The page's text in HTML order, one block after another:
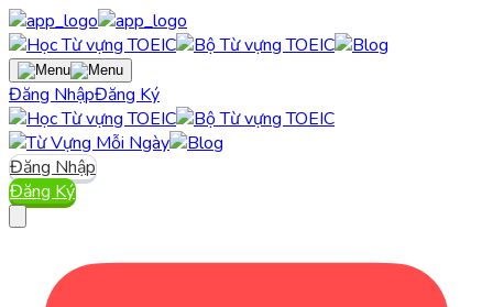
Đăng NhậpĐăng Ký
Đăng Nhập
Đăng Ký